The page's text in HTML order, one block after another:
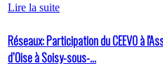
Lire la suite
Réseaux: Participation du CEEVO à
d’Oise à Soisy-sous-...